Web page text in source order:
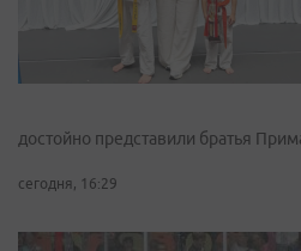
достойно представили братья
сегодня, 16:29